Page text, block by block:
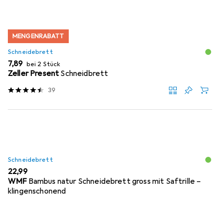
MENGENRABATT
Schneidebrett
EUR
7,89 bei 2 Stück
Zeller Present Schneidbrett
39
Schneidebrett
EUR
22,99
WMF Bambus natur Schneidebrett gross mit Saftrille –
klingenschonend